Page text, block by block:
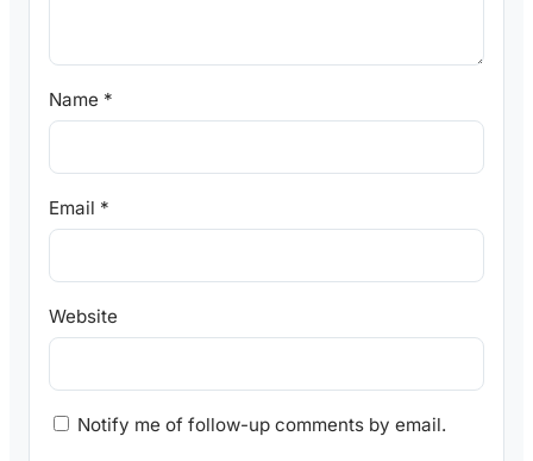
Name *
Email *
Website
Notify me of follow-up comments by email.